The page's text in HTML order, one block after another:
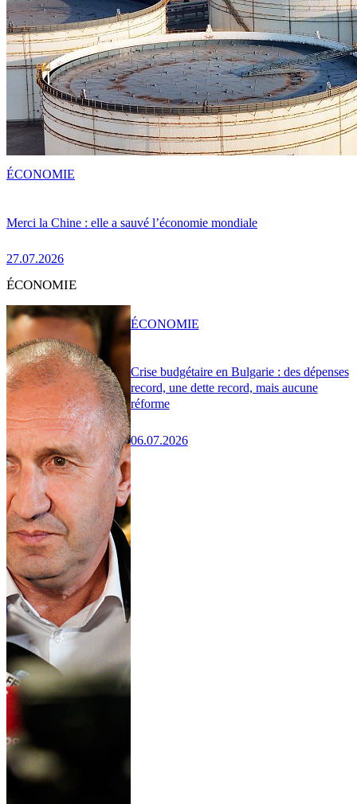
Merci la Chine : elle a sauvé l’économie mondiale
27.07.2026
ÉCONOMIE
ÉCONOMIE
Crise budgétaire en Bulgarie : des dépenses
record, une dette record, mais aucune
réforme
06.07.2026
ÉCONOMIE